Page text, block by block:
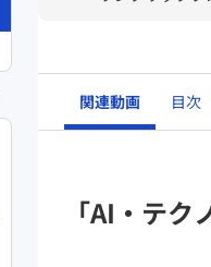
関連動画 目次
「AI・テ